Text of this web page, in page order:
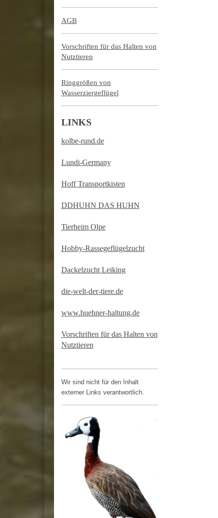
AGB
Vorschriften für das Halten von
Nutztieren
Ringgrößen von
Wasserziergeflügel
LINKS
kolbe-rund.de
Lundi-Germany
Hoff Transportkisten
DDHUHN DAS HUHN
Tierheim Olpe
Hobby-Rassegeflügelzucht
Dackelzucht Leiking
die-welt-der-tiere.de
www.huehner-haltung.de
Vorschriften für das Halten von
Nutztieren
Wir sind nicht für den Inhalt
externer Links verantwortlich.